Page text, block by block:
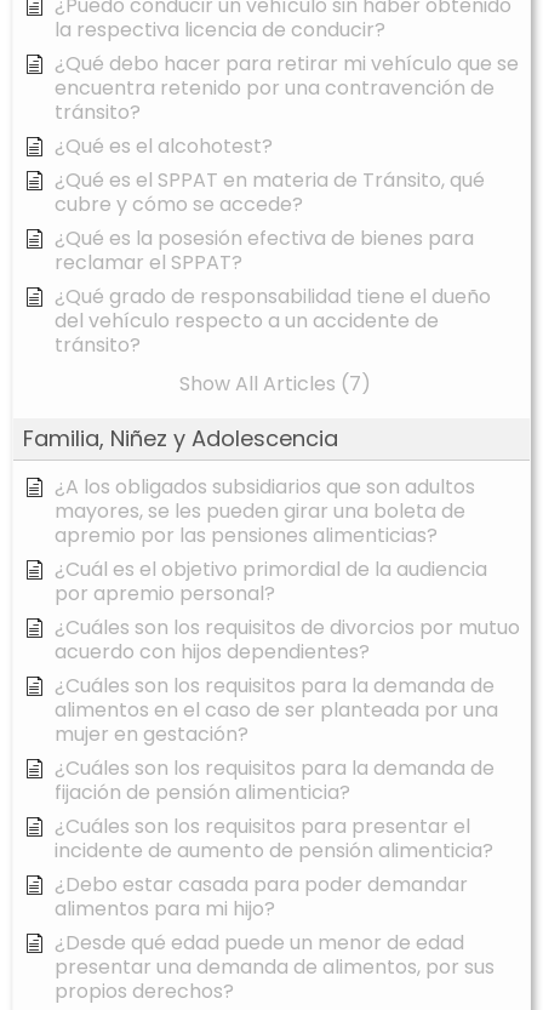
¿Puedo conducir un vehículo sin haber obtenido
la respectiva licencia de conducir?
¿Qué debo hacer para retirar mi vehículo que se
encuentra retenido por una contravención de
tránsito?
¿Qué es el alcohotest?
¿Qué es el SPPAT en materia de Tránsito, qué
cubre y cómo se accede?
¿Qué es la posesión efectiva de bienes para
reclamar el SPPAT?
¿Qué grado de responsabilidad tiene el dueño
del vehículo respecto a un accidente de
tránsito?
Show All Articles (7)
Familia, Niñez y Adolescencia
¿A los obligados subsidiarios que son adultos
mayores, se les pueden girar una boleta de
apremio por las pensiones alimenticias?
¿Cuál es el objetivo primordial de la audiencia
por apremio personal?
¿Cuáles son los requisitos de divorcios por mutuo
acuerdo con hijos dependientes?
¿Cuáles son los requisitos para la demanda de
alimentos en el caso de ser planteada por una
mujer en gestación?
¿Cuáles son los requisitos para la demanda de
fijación de pensión alimenticia?
¿Cuáles son los requisitos para presentar el
incidente de aumento de pensión alimenticia?
¿Debo estar casada para poder demandar
alimentos para mi hijo?
¿Desde qué edad puede un menor de edad
presentar una demanda de alimentos, por sus
propios derechos?